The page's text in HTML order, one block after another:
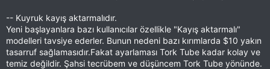
-- Kuyruk kayış aktarmalıdır.
Yeni başlayanlara bazı kullanıcılar özellikle "Kayış aktarmalı"
modelleri tavsiye ederler. Bunun nedeni bazı kırımlarda $10 yakın
tasarruf sağlamasıdır.Fakat ayarlaması Tork Tube kadar kolay ve
temiz değildir. Şahsi tecrübem ve düşüncem Tork Tube yönünde.